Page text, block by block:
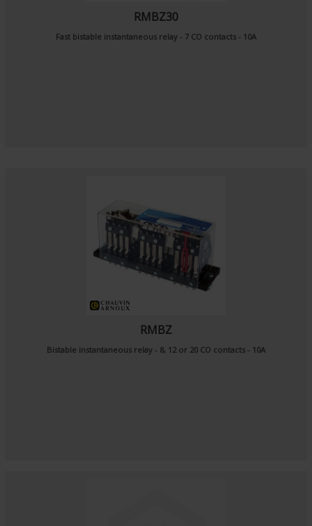
RMBZ30
Fast bistable instantaneous relay - 7 CO contacts - 10A
RMBZ
Bistable instantaneous relay - 8, 12 or 20 CO contacts - 10A